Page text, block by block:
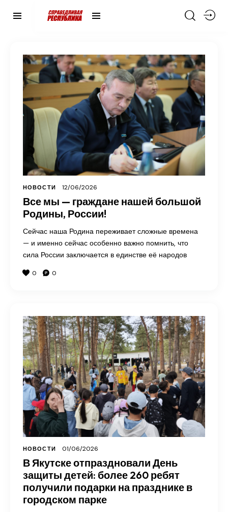
НОВОСТИ 12/06/2026
Все мы — граждане нашей большой
Родины, России!
Сейчас наша Родина переживает сложные времена
— и именно сейчас особенно важно помнить, что
сила России заключается в единстве её народов
0 0
НОВОСТИ 01/06/2026
В Якутске отпраздновали День
защиты детей: более 260 ребят
получили подарки на празднике в
городском парке